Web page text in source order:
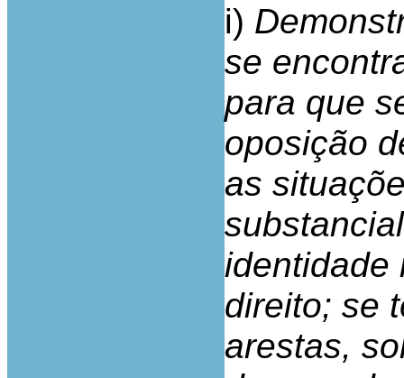
i)
se
para que
oposição
as
identidade
direito; se
arestas,